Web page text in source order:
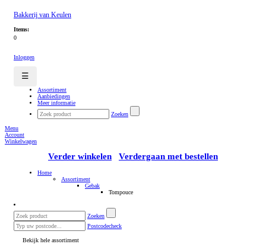
Bakkerij van Keulen
Items:
0
Inloggen
☰
Assortiment
Aanbiedingen
Meer informatie
Zoeken
Menu
Account
Winkelwagen
Verder winkelen Verdergaan met bestellen
Home
Assortiment
Gebak
Tompouce
Zoeken
Postcodecheck
Bekijk hele assortiment